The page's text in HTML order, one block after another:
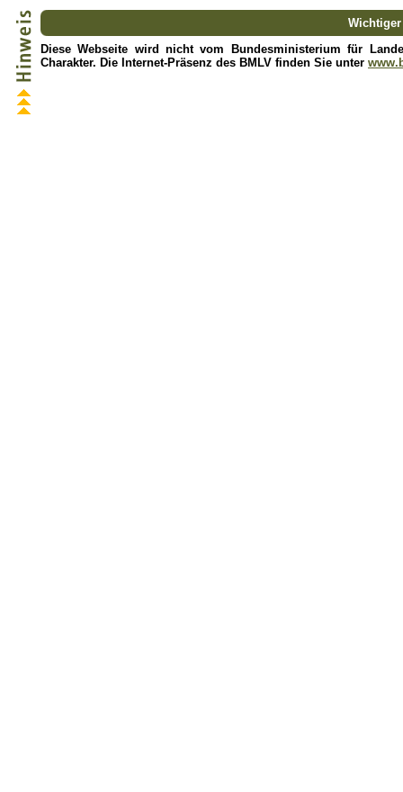
Diese Webseite wird nicht vom Bundesministerium für
Charakter. Die Internet-Präsenz des BMLV finden Sie unter